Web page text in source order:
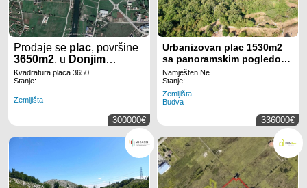
Prodaje se plac, površine
3650m2, u Donjim
KokotimauPodgorici
Kvadratura placa 3650
Stanje:
Zemljišta
300000€
Urbanizovan plac 1530m2
sa panoramskim pogledom
na more – Blizikuće, Budva
Namješten Ne
Stanje:
Zemljišta
Budva
336000€